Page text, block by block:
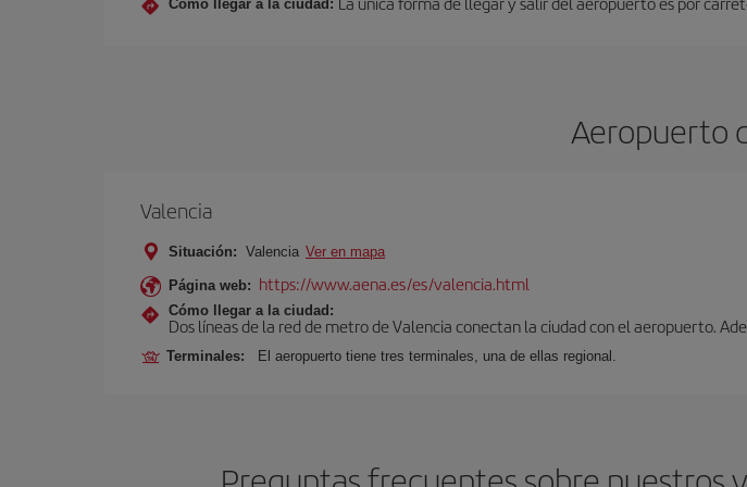
Cómo llegar a la ciudad:
Aeropuerto
Valencia
Situación: Valencia Ver en mapa
Página web: https://www.aena.es/es/valencia.html
Cómo llegar a la ciudad:
Dos líneas de la red de metro de Valencia conectan la ciudad con el aeropuerto.
Terminales: El aeropuerto tiene tres terminales, una de ellas regional.